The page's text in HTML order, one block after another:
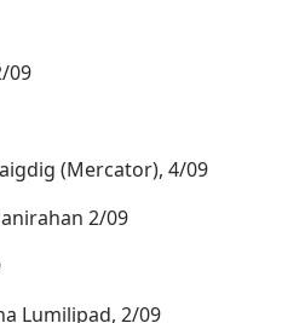
09
(Mercator), 4/09
2/09
Lumilipad, 2/09